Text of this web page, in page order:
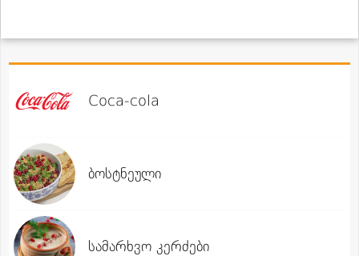
Coca-cola
ბოსტნეული
სამარხვო კერძები